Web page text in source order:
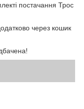
постачання Трос
через кошик